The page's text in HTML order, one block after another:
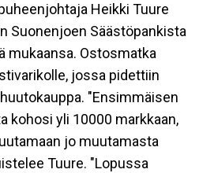
Heikki Tuure
Suonenjoen Säästöpankista
mukaansa. Ostosmatka
jossa pidettiin
"Ensimmäisen
kohosi yli 10000 markkaan,
jo muutamasta
Tuure. "Lopussa